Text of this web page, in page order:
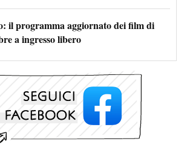
il programma aggiornato dei film di
a ingresso libero